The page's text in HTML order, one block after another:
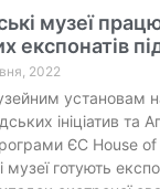
музеї
експонатів
2022
установам
ініціатив та
ЄС House of
музеї готують